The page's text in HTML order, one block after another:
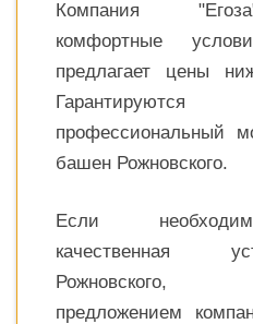
Компания
комфортные
предлагает цены
профессиональный
башен Рожновского.
Если
качественная
Рожновского,
предложением